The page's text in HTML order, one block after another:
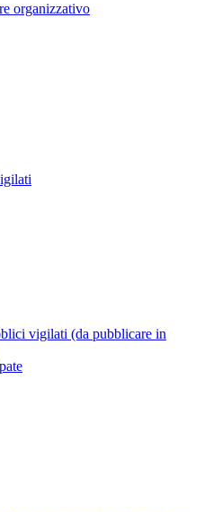
organizzativo
vigilati (da pubblicare in